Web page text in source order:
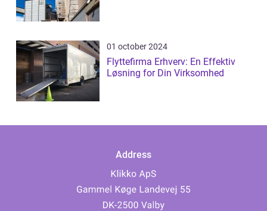
01 october 2024
Flyttefirma Erhverv: En Effektiv
Løsning for Din Virksomhed
Address